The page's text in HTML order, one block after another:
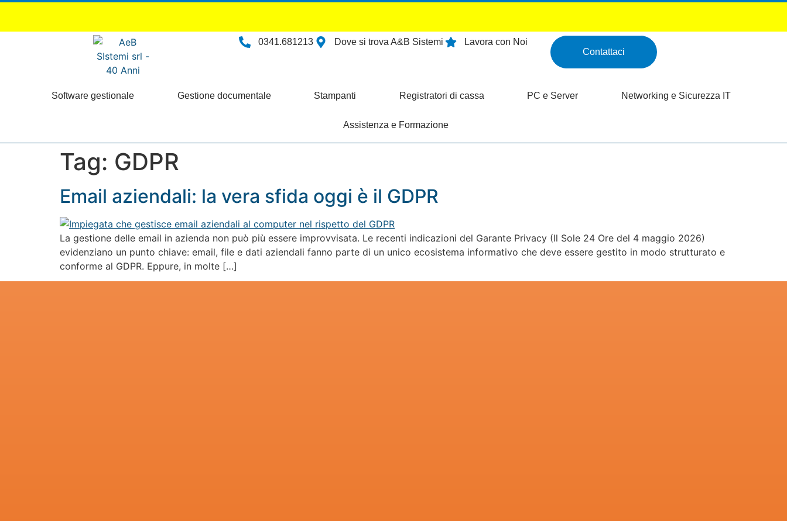
0341.681213 Dove si trova A&B Sistemi
Lavora con Noi
Contattaci
Software gestionale Gestione documentale Stampanti Registratori di cassa PC e Server Networking e Sicurezza IT
Assistenza e Formazione
Tag: GDPR
Email aziendali: la vera sfida oggi è il GDPR
La gestione delle email in azienda non può più essere improvvisata. Le recenti indicazioni del Garante Privacy (Il Sole 24 Ore del 4 maggio 2026)
evidenziano un punto chiave: email, file e dati aziendali fanno parte di un unico ecosistema informativo che deve essere gestito in modo strutturato e
conforme al GDPR. Eppure, in molte […]